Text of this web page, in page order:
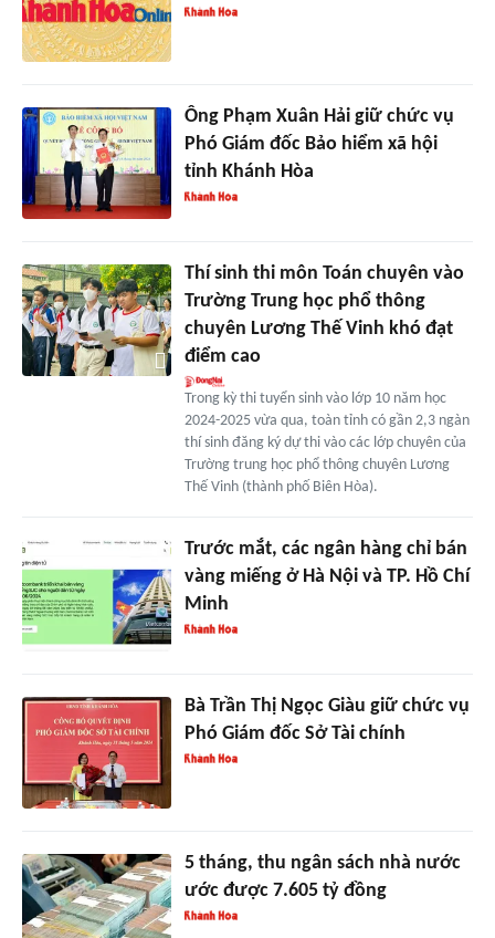
Ông Phạm Xuân Hải giữ chức vụ
Phó Giám đốc Bảo hiểm xã hội
tỉnh Khánh Hòa
Thí sinh thi môn Toán chuyên vào
Trường Trung học phổ thông
chuyên Lương Thế Vinh khó đạt
điểm cao
Trong kỳ thi tuyển sinh vào lớp 10 năm học
2024-2025 vừa qua, toàn tỉnh có gần 2,3 ngàn
thí sinh đăng ký dự thi vào các lớp chuyên của
Trường trung học phổ thông chuyên Lương
Thế Vinh (thành phố Biên Hòa).
Trước mắt, các ngân hàng chỉ bán
vàng miếng ở Hà Nội và TP. Hồ Chí
Minh
Bà Trần Thị Ngọc Giàu giữ chức vụ
Phó Giám đốc Sở Tài chính
5 tháng, thu ngân sách nhà nước
ước được 7.605 tỷ đồng